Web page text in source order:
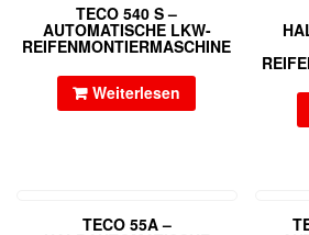
TECO 540 S –
AUTOMATISCHE LKW-
REIFENMONTIERMASCHINE
Weiterlesen
TECO 55A –